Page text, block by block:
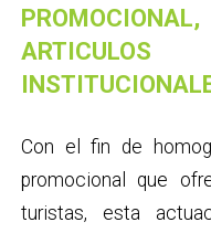
Con el fin de
promocional que
turistas, esta